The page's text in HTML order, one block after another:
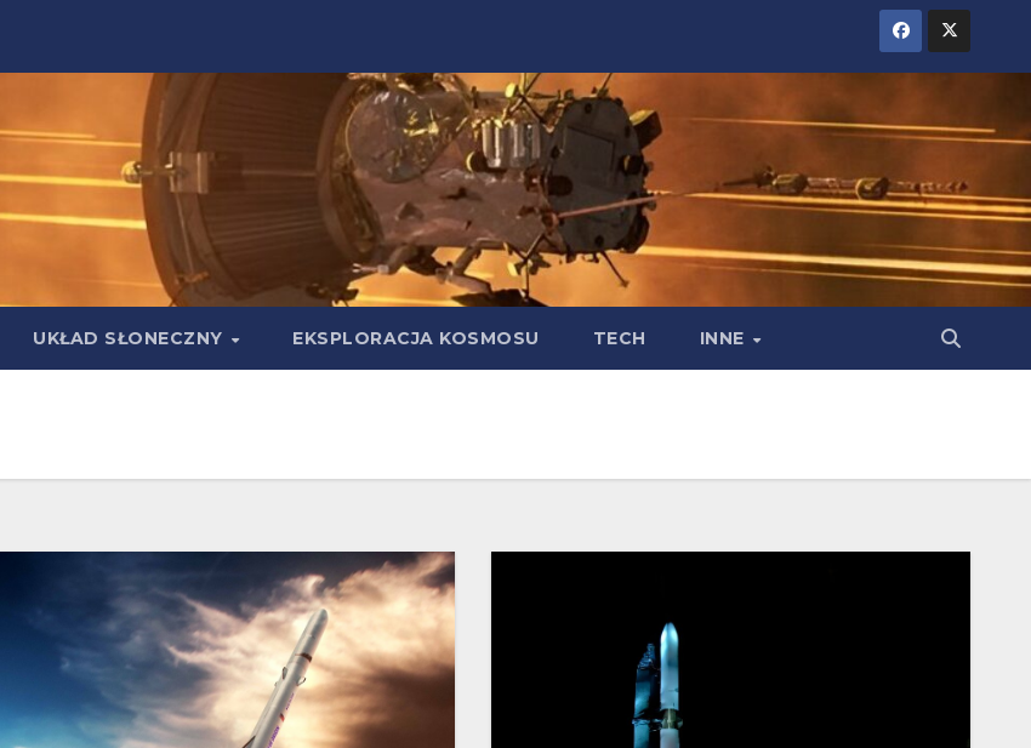
UKŁAD SŁONECZNY EKSPLORACJA KOSMOSU TECH INNE